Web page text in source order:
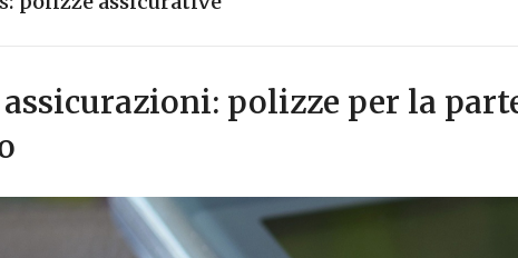
polizze per la